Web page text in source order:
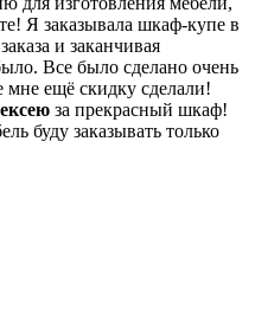
Я заказывала шкаф-купе в
и заканчивая
Все было сделано очень
ещё скидку сделали!
за прекрасный шкаф!
буду заказывать только